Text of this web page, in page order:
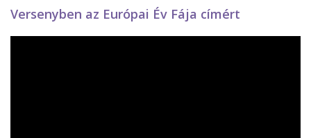
Versenyben az Európai Év Fája címért